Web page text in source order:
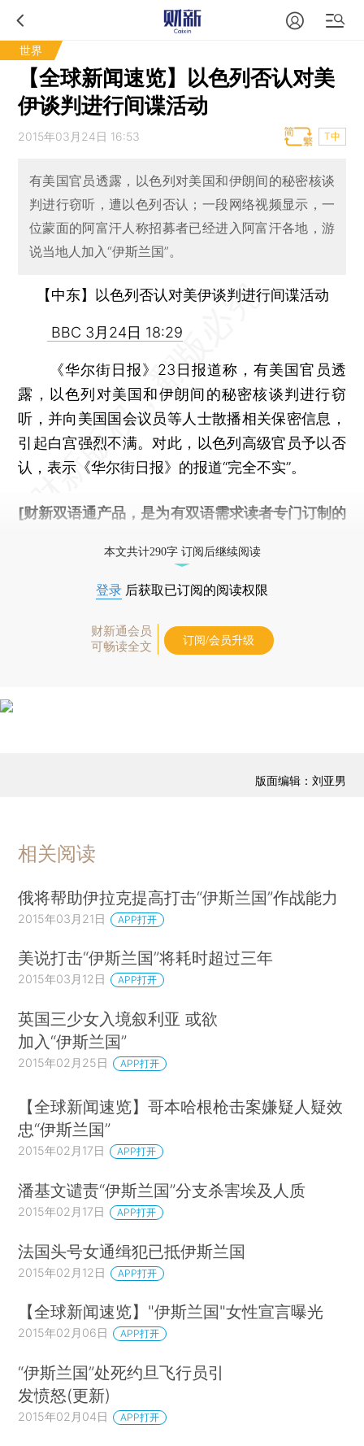
世界
【全球新闻速览】以色列否认对美
伊谈判进行间谍活动
2015年03月24日 16:53 T中
有美国官员透露，以色列对美国和伊朗间的秘密核谈
判进行窃听，遭以色列否认；一段网络视频显示，一
位蒙面的阿富汗人称招募者已经进入阿富汗各地，游
说当地人加入“伊斯兰国”。
【中东】以色列否认对美伊谈判进行间谍活动
BBC 3月24日 18:29
《华尔街日报》23日报道称，有美国官员透
露，以色列对美国和伊朗间的秘密核谈判进行窃
听，并向美国国会议员等人士散播相关保密信息，
引起白宫强烈不满。对此，以色列高级官员予以否
认，表示《华尔街日报》的报道“完全不实”。
[财新双语通产品，是为有双语需求读者专门订制的
本文共计290字 订阅后继续阅读
登录 后获取已订阅的阅读权限
财新通会员
可畅读全文
订阅/会员升级
版面编辑：刘亚男
相关阅读
俄将帮助伊拉克提高打击“伊斯兰国”作战能力
2015年03月21日 APP打开
美说打击“伊斯兰国”将耗时超过三年
2015年03月12日 APP打开
英国三少女入境叙利亚 或欲
加入“伊斯兰国”
2015年02月25日 APP打开
【全球新闻速览】哥本哈根枪击案嫌疑人疑效
忠“伊斯兰国”
2015年02月17日 APP打开
潘基文谴责“伊斯兰国”分支杀害埃及人质
2015年02月17日 APP打开
法国头号女通缉犯已抵伊斯兰国
2015年02月12日 APP打开
【全球新闻速览】"伊斯兰国"女性宣言曝光
2015年02月06日 APP打开
“伊斯兰国”处死约旦飞行员引
发愤怒(更新)
2015年02月04日 APP打开